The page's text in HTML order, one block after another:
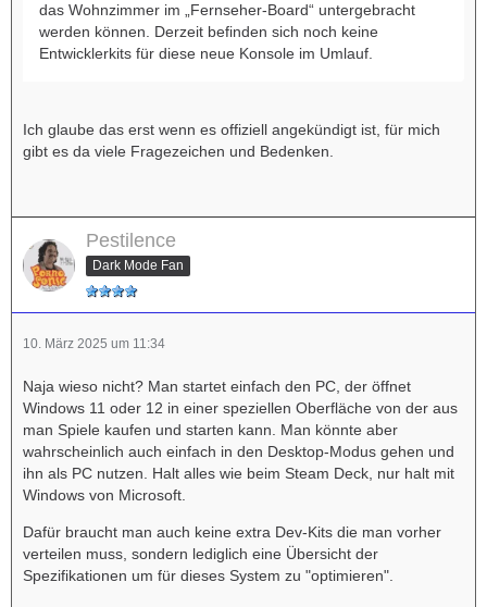
das Wohnzimmer im „Fernseher-Board“ untergebracht
werden können. Derzeit befinden sich noch keine
Entwicklerkits für diese neue Konsole im Umlauf.
Ich glaube das erst wenn es offiziell angekündigt ist, für mich
gibt es da viele Fragezeichen und Bedenken.
Pestilence
Dark Mode Fan
10. März 2025 um 11:34
Naja wieso nicht? Man startet einfach den PC, der öffnet
Windows 11 oder 12 in einer speziellen Oberfläche von der aus
man Spiele kaufen und starten kann. Man könnte aber
wahrscheinlich auch einfach in den Desktop-Modus gehen und
ihn als PC nutzen. Halt alles wie beim Steam Deck, nur halt mit
Windows von Microsoft.
Dafür braucht man auch keine extra Dev-Kits die man vorher
verteilen muss, sondern lediglich eine Übersicht der
Spezifikationen um für dieses System zu "optimieren".